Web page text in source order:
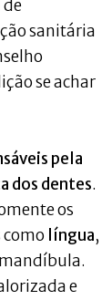
de
sanitária
se achar
pela
dos dentes.
os
língua,
e